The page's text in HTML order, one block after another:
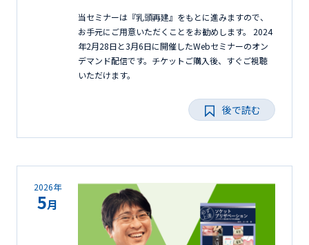
当セミナーは『乳頭再建』をもとに進みますので、
お手元にご用意いただくことをお勧めします。 2024
年2月28日と3月6日に開催したWebセミナーのオン
デマンド配信です。チケットご購入後、すぐご視聴
いただけます。
後で読む
2026年
5月